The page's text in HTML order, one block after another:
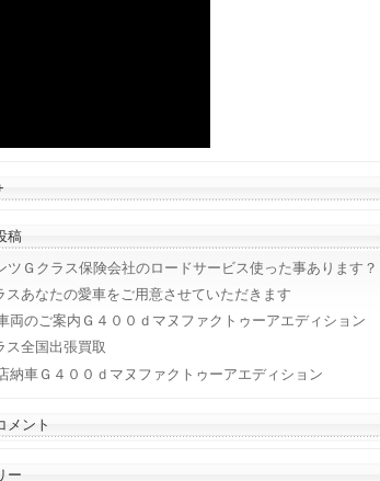
稿
ツＧクラス保険会社のロードサービス使った事あります？
スあなたの愛車をご用意させていただきます
両のご案内Ｇ４００ｄマヌファクトゥーアエディション
ス全国出張買取
納車Ｇ４００ｄマヌファクトゥーアエディション
メント
ー